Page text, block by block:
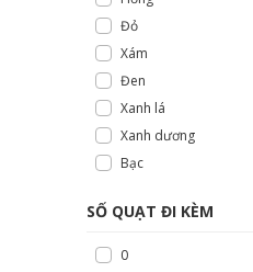
Đỏ
Xám
Đen
Xanh lá
Xanh dương
Bạc
SỐ QUẠT ĐI KÈM
0